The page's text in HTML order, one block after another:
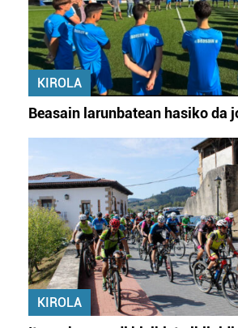
KIROLA
Beasain larunbatean hasiko da
KIROLA